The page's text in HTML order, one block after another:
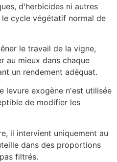
d'herbicides ni autres
cycle végétatif normal de
le travail de la vigne,
au mieux dans chaque
un rendement adéquat.
levure exogène n'est utilisée
de modifier les
il intervient uniquement au
dans des proportions
filtrés.